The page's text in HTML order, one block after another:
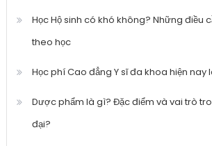
Học Hộ sinh có khó không? Những điều
theo học
Học phí Cao đẳng Y sĩ đa khoa hiện nay
Dược phẩm là gì? Đặc điểm và vai trò
đại?